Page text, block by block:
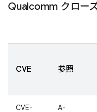
Qualcomm クロー
CVE 参照
CVE-
A-